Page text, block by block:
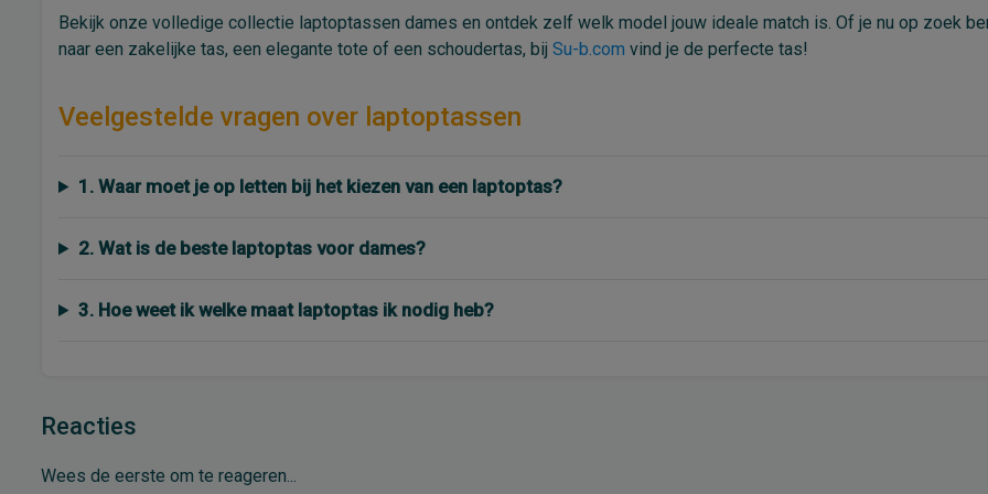
Bekijk onze volledige collectie laptoptassen dames en ontdek zelf welk model jouw ideale match is. Of je nu op zoek
naar een zakelijke tas, een elegante tote of een schoudertas, bij Su-b.com vind je de perfecte tas!
Veelgestelde vragen over laptoptassen
1. Waar moet je op letten bij het kiezen van een laptoptas?
2. Wat is de beste laptoptas voor dames?
3. Hoe weet ik welke maat laptoptas ik nodig heb?
Reacties
Wees de eerste om te reageren...